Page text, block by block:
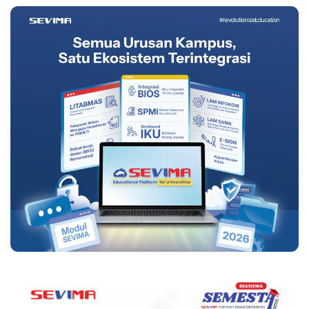
Persiapannya